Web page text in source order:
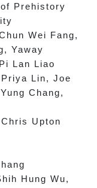
Prehistory
Wei Fang,
Yaway
Lan Liao
Lin, Joe
Chang,
Upton
Hung Wu,